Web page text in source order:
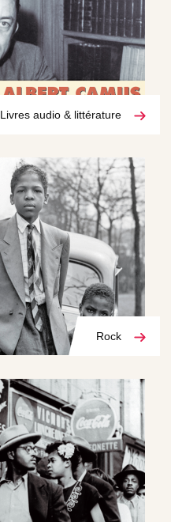
Livres audio & littérature
Rock